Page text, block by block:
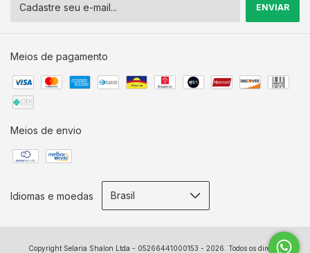
Meios de pagamento
Meios de envio
Idiomas e moedas
Copyright Selaria Shalon Ltda - 05266441000153 - 2026. Todos os direitos